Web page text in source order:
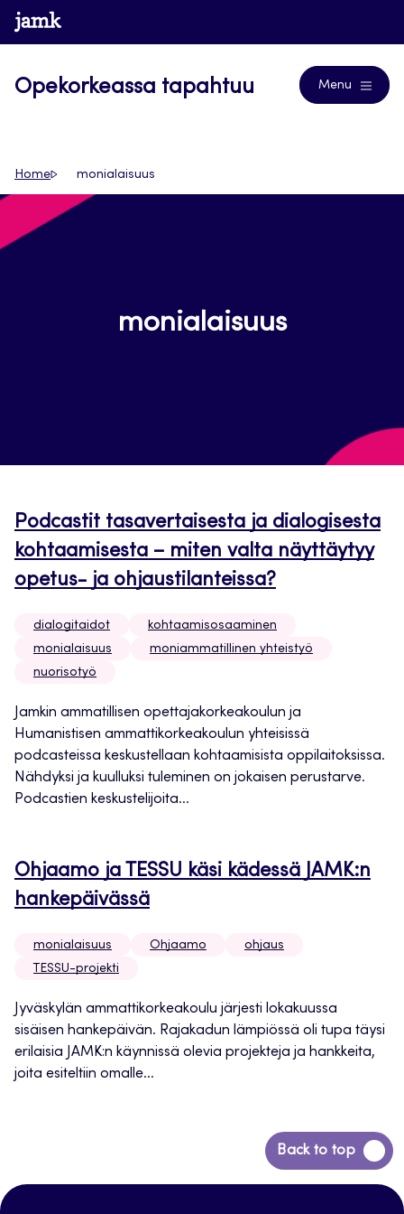
Siirry
suoraan
www.jamk.fi
Opekorkeassa tapahtuu Menu
Home monialaisuus
monialaisuus
Podcastit tasavertaisesta ja dialogisesta
kohtaamisesta – miten valta näyttäytyy
opetus- ja ohjaustilanteissa?
dialogitaidot
kohtaamisosaaminen
monialaisuus
moniammatillinen yhteistyö
nuorisotyö
Jamkin ammatillisen opettajakorkeakoulun ja
Humanistisen ammattikorkeakoulun yhteisissä
podcasteissa keskustellaan kohtaamisista oppilaitoksissa.
Nähdyksi ja kuulluksi tuleminen on jokaisen perustarve.
Podcastien keskustelijoita...
Ohjaamo ja TESSU käsi kädessä JAMK:n
hankepäivässä
monialaisuus Ohjaamo
ohjaus
TESSU-projekti
Jyväskylän ammattikorkeakoulu järjesti lokakuussa
sisäisen hankepäivän. Rajakadun lämpiössä oli tupa täysi
erilaisia JAMK:n käynnissä olevia projekteja ja hankkeita,
joita esiteltiin omalle...
Back to top
Siirry
takaisin